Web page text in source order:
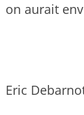
on aurait
Eric